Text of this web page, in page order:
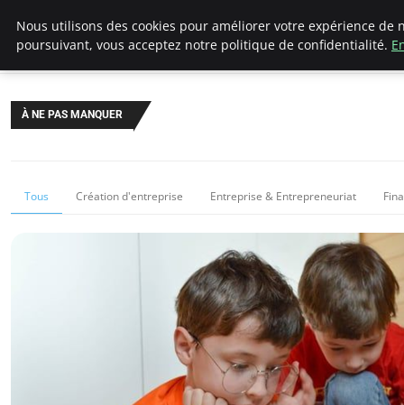
LECFCM
À NE PAS MANQUER
Tous Création d'entreprise Entreprise & Entrepreneuriat
Nous utilisons des cookies pour améliorer votre expérience de
poursuivant, vous acceptez notre politique de confidentialité.